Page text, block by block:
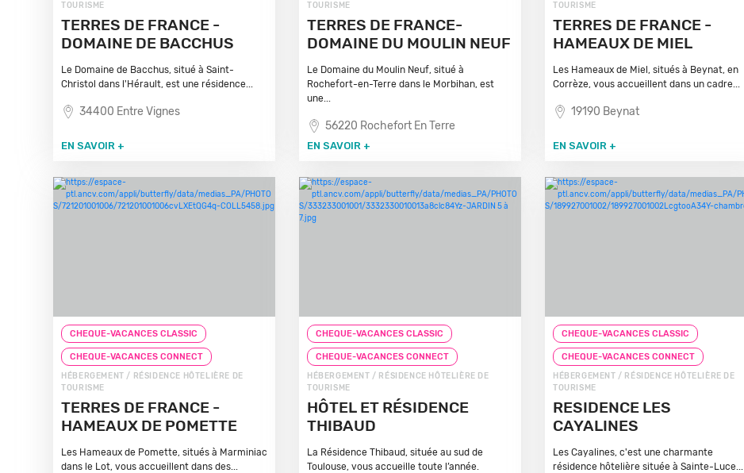
TOURISME
TERRES DE FRANCE -
DOMAINE DE BACCHUS
Le Domaine de Bacchus, situé à Saint-
Christol dans l'Hérault, est une résidence...
34400 Entre Vignes
EN SAVOIR +
TOURISME
TERRES DE FRANCE-
DOMAINE DU MOULIN NEUF
Le Domaine du Moulin Neuf, situé à
Rochefort-en-Terre dans le Morbihan, est
une...
56220 Rochefort En Terre
EN SAVOIR +
TOURISME
TERRES DE FRANCE -
HAMEAUX DE MIEL
Les Hameaux de Miel, situés à Beynat, en
Corrèze, vous accueillent dans un cadre...
19190 Beynat
EN SAVOIR +
CHEQUE-VACANCES CLASSIC
CHEQUE-VACANCES CONNECT
HÉBERGEMENT / RÉSIDENCE HÔTELIÈRE DE
TOURISME
TERRES DE FRANCE -
HAMEAUX DE POMETTE
Les Hameaux de Pomette, situés à Marminiac
dans le Lot, vous accueillent dans des...
CHEQUE-VACANCES CLASSIC
CHEQUE-VACANCES CONNECT
HÉBERGEMENT / RÉSIDENCE HÔTELIÈRE DE
TOURISME
HÔTEL ET RÉSIDENCE
THIBAUD
La Résidence Thibaud, située au sud de
Toulouse, vous accueille toute l’année.
CHEQUE-VACANCES CLASSIC
CHEQUE-VACANCES CONNECT
HÉBERGEMENT / RÉSIDENCE HÔTELIÈRE DE
TOURISME
RESIDENCE LES
CAYALINES
Les Cayalines, c'est une charmante
résidence hôtelière située à Sainte-Luce...